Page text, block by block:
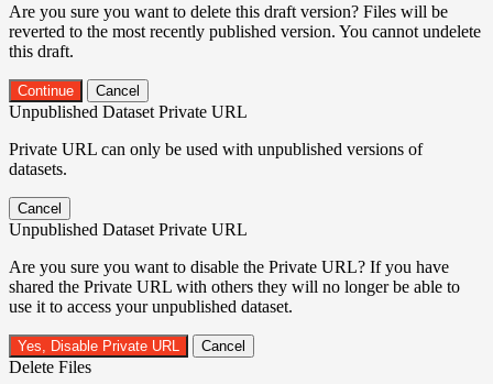
Are you sure you want to delete this draft version? Files will be
reverted to the most recently published version. You cannot undelete
this draft.
Continue Cancel
Unpublished Dataset Private URL
Private URL can only be used with unpublished versions of
datasets.
Cancel
Unpublished Dataset Private URL
Are you sure you want to disable the Private URL? If you have
shared the Private URL with others they will no longer be able to
use it to access your unpublished dataset.
Yes, Disable Private URL Cancel
Delete Files